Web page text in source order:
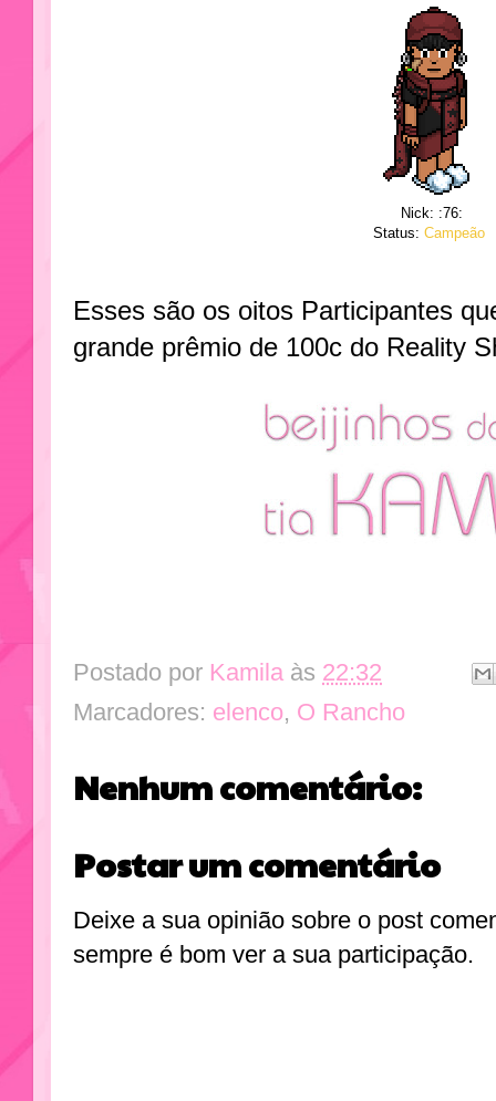
Nick: :76:
Status:Campeão
Esses são os oitos Participantes
grande prêmio de 100c do Reality
Postado por Kamila às 22:32
Marcadores: elenco, O Rancho
Nenhum comentário:
Postar um comentário
Deixe a sua opinião sobre o post
sempre é bom ver a sua participação.